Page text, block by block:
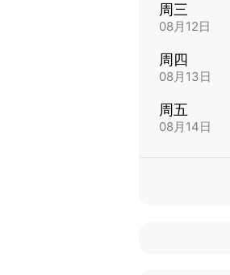
周三
08月12日
周四
08月13日
周五
08月14日